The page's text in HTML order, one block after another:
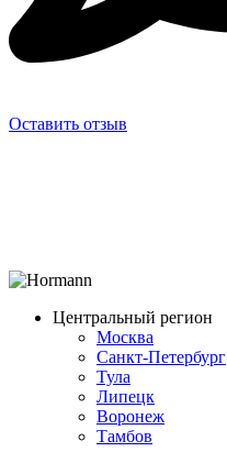
Оставить отзыв
Центральный регион
Москва
Санкт-Петербург
Тула
Липецк
Воронеж
Тамбов